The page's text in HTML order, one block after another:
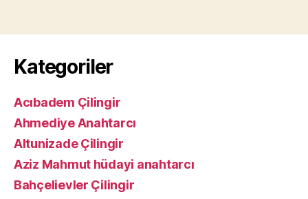
Kategoriler
Acıbadem Çilingir
Ahmediye Anahtarcı
Altunizade Çilingir
Aziz Mahmut hüdayi anahtarcı
Bahçelievler Çilingir